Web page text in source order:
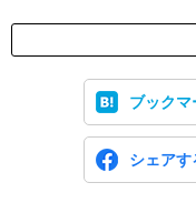
ブックマ
シェアす